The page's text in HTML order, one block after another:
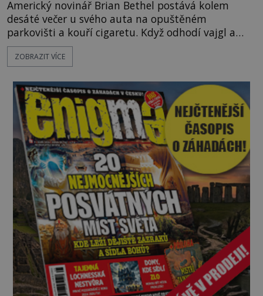
Americký novinář Brian Bethel postává kolem
desáté večer u svého auta na opuštěném
parkovišti a kouří cigaretu. Když odhodí vajgl a
chystá se nastoupit do auta, přijdou k němu dva
mladí chlapci, kterým může být okolo 14 let.
pouhých několik minut od tohoto parkoviště,“
zeptá se suverénně jeden z nich. P
ZOBRAZIT VÍCE